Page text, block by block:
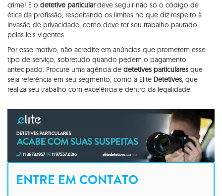
crime! E o detetive particulardeve seguir não só o código de
ética da profissão, respeitando os limites no que diz respeito à
invasão de privacidade, como deve ter seu trabalho pautado
pelas leis vigentes.
Por esse motivo, não acredite em anúncios que prometem esse
tipo de serviço, sobretudo quando pedem o pagamento
antecipado. Procure uma agência de detetives particulares que
seja referência em seu segmento, como a Elite Detetives, que
realiza seu trabalho com excelência e dentro da legalidade.
ENTRE EM CONTATO